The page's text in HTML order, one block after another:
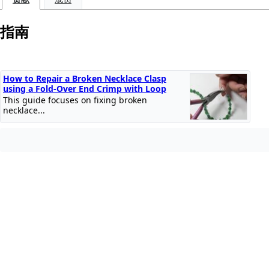
指南
How to Repair a Broken Necklace Clasp
using a Fold-Over End Crimp with Loop
This guide focuses on fixing broken
necklace...